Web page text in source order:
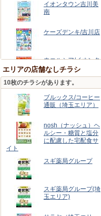
イオンタウン吉川美
南
ケーズデンキ/吉川店
ウエルシア/イオンタ
ウン吉川美南ANNEX
店
エリアの店舗なしチラシ
10枚のチラシがあります。
ブルックス/コーヒー
通販（埼玉エリア）
nosh（ナッシュ）ヘ
ルシー・糖質と塩分
に配慮した宅配食サ
イト
スギ薬局グループ
スギ薬局グループ(埼
玉エリア)